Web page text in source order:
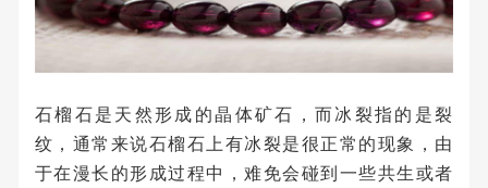
石榴石是天然形成的晶体矿石，而冰裂指的是裂
纹，通常来说石榴石上有冰裂是很正常的现象，由
于在漫长的形成过程中，难免会碰到一些共生或者